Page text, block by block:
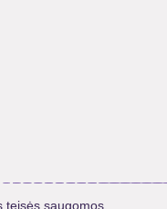
saugomos.